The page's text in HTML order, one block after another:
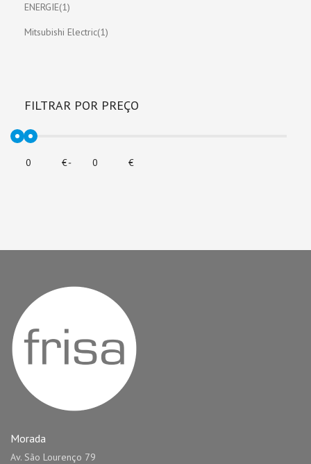
FILTRAR POR PREÇO
€- €
ENERGIE(1)
Mitsubishi Electric(1)
Morada
Av. São Lourenço 79